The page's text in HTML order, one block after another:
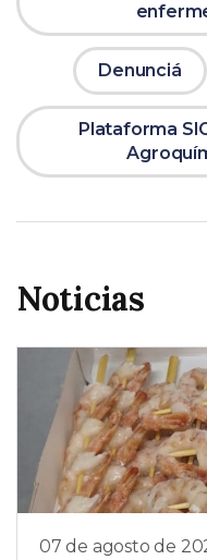
Denunciá
Plataforma
Noticias
07 de agosto de